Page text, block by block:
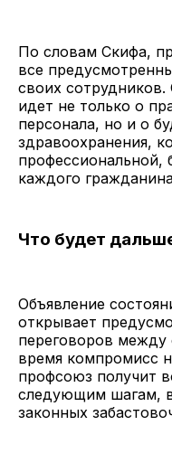
По словам Скифа,
все
своих
идет не только о
персонала, но и о
здравоохранения,
профессиональной,
каждого
Что будет
Объявление
открывает
переговоров между
время компромисс
профсоюз получит
следующим шагам,
законных